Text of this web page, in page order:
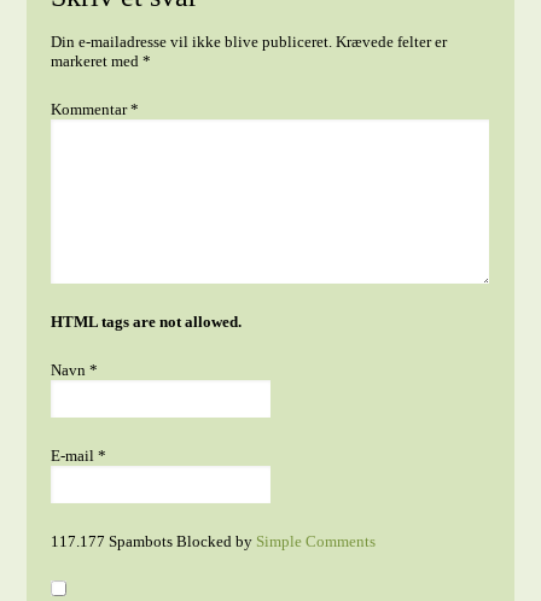
Din e-mailadresse vil ikke blive publiceret. Krævede felter er
markeret med*
Kommentar*
HTML tags are not allowed.
Navn*
E-mail*
117.177 Spambots Blocked by Simple Comments